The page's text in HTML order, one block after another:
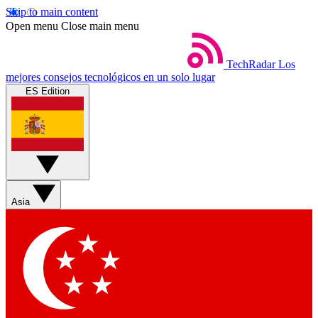
Skip to main content
Open menu Close main menu
TechRadar Los
mejores consejos tecnológicos en un solo lugar
ES Edition
Asia